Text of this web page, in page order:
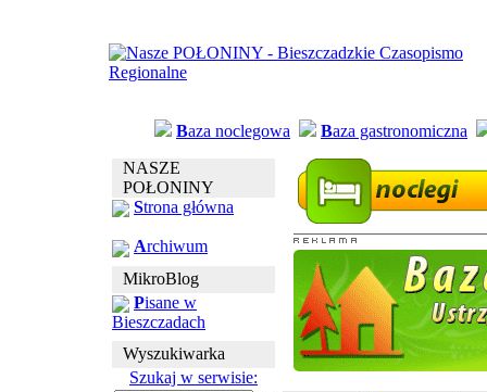
Baza noclegowa Baza gastronomiczna
NASZE
POŁONINY
Strona główna
Archiwum
MikroBlog
Pisane w
Bieszczadach
Wyszukiwarka
Szukaj w serwisie: